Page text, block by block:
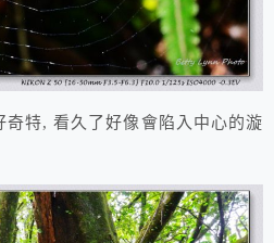
特, 看久了好像會陷入中心的漩